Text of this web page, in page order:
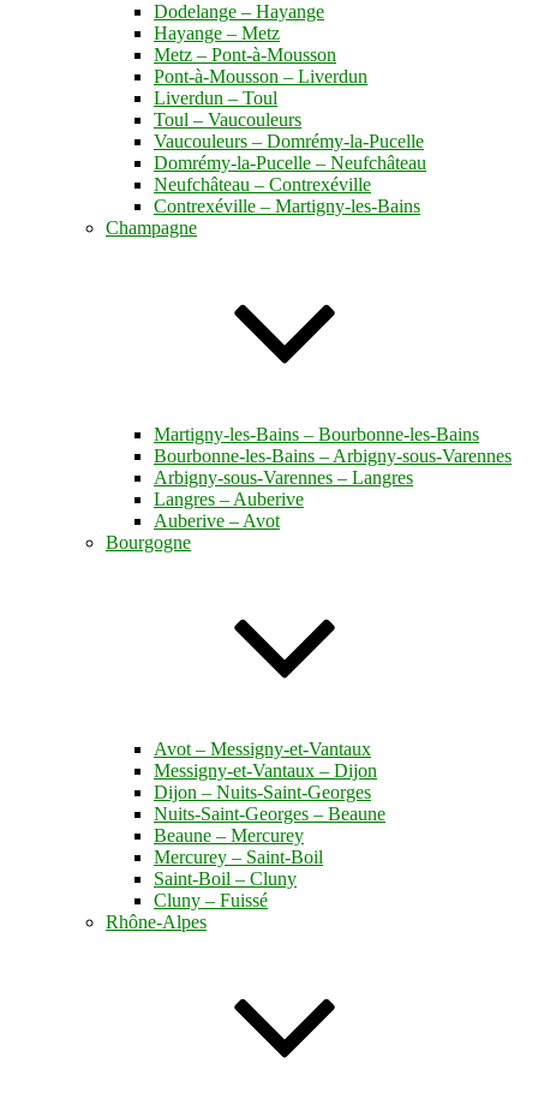
Dodelange – Hayange
Hayange – Metz
Metz – Pont-à-Mousson
Pont-à-Mousson – Liverdun
Liverdun – Toul
Toul – Vaucouleurs
Vaucouleurs – Domrémy-la-Pucelle
Domrémy-la-Pucelle – Neufchâteau
Neufchâteau – Contrexéville
Contrexéville – Martigny-les-Bains
Champagne
Martigny-les-Bains – Bourbonne-les-Bains
Bourbonne-les-Bains – Arbigny-sous-Varennes
Arbigny-sous-Varennes – Langres
Langres – Auberive
Auberive – Avot
Bourgogne
Avot – Messigny-et-Vantaux
Messigny-et-Vantaux – Dijon
Dijon – Nuits-Saint-Georges
Nuits-Saint-Georges – Beaune
Beaune – Mercurey
Mercurey – Saint-Boil
Saint-Boil – Cluny
Cluny – Fuissé
Rhône-Alpes